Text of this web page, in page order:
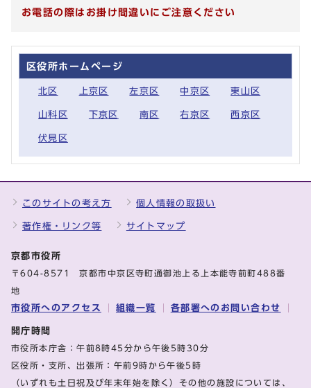
お電話の際はお掛け間違いにご注意ください
区役所ホームページ
北区 上京区 左京区 中京区 東山区
山科区 下京区 南区 右京区 西京区
伏見区
このサイトの考え方 個人情報の取扱い
著作権・リンク等 サイトマップ
京都市役所
〒604-8571 京都市中京区寺町通御池上る上本能寺前町488番
地
市役所へのアクセス 組織一覧 各部署へのお問い合わせ
開庁時間
市役所本庁舎：午前8時45分から午後5時30分
区役所・支所、出張所：午前9時から午後5時
（いずれも土日祝及び年末年始を除く）その他の施設については、